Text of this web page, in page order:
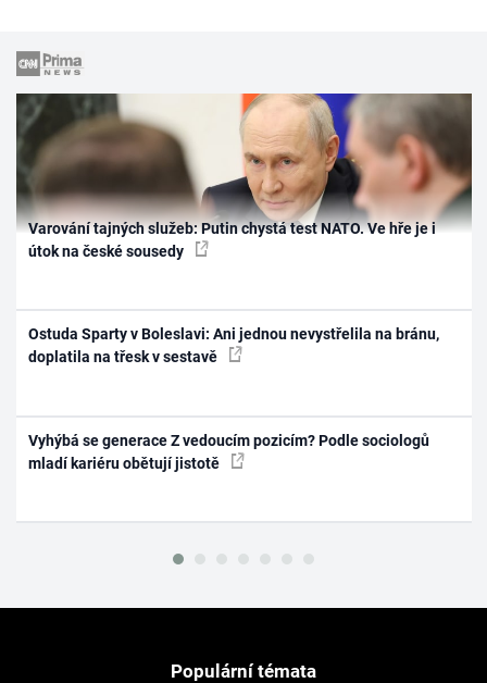
Varování tajných služeb: Putin chystá test NATO. Ve hře je i
útok na české sousedy
Ostuda Sparty v Boleslavi: Ani jednou nevystřelila na bránu,
doplatila na třesk v sestavě
Vyhýbá se generace Z vedoucím pozicím? Podle sociologů
mladí kariéru obětují jistotě
Populární témata